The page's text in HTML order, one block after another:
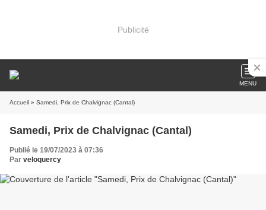
Publicité
MENU
Accueil » Samedi, Prix de Chalvignac (Cantal)
Samedi, Prix de Chalvignac (Cantal)
Publié le 19/07/2023 à 07:36
Par veloquercy